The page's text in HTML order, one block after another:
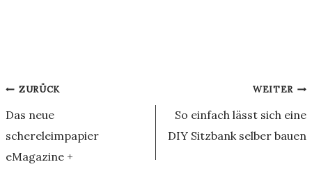
Beitragsnavigation
ZURÜCK
Das neue
schereleimpapier
eMagazine +
WEITER
So einfach lässt sich eine
DIY Sitzbank selber bauen